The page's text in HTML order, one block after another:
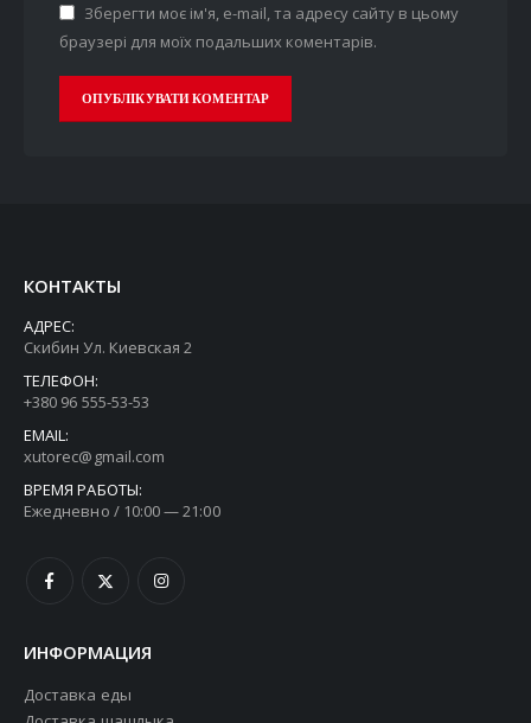
Зберегти моє ім'я, e-mail, та адресу сайту в цьому
браузері для моїх подальших коментарів.
КОНТАКТЫ
АДРЕС:
Скибин Ул. Киевская 2
ТЕЛЕФОН:
+380 96 555-53-53
EMAIL:
xutorec@gmail.com
ВРЕМЯ РАБОТЫ:
Ежедневно / 10:00 — 21:00
ИНФОРМАЦИЯ
Доставка еды